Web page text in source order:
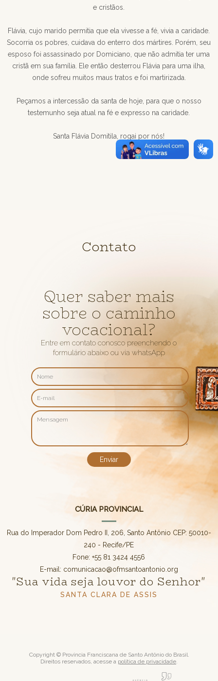
e cristãos.
Flávia, cujo marido permitia que ela vivesse a fé, vivia a caridade.
Socorria os pobres, cuidava do enterro dos mártires. Porém, seu
esposo foi assassinado por Domiciano, que não admitia ter uma
cristã em sua família. Ele então desterrou Flávia para uma ilha,
onde sofreu muitos maus tratos e foi martirizada.
Peçamos a intercessão da santa de hoje, para que o nosso
testemunho seja atual na fé e expresso na caridade.
Santa Flávia Domitila, rogai por nós!
Contato
Quer saber mais
sobre o caminho
vocacional?
Entre em contato conosco preenchendo o
formulário abaixo ou via whatsApp
CÚRIA PROVINCIAL
Rua do Imperador Dom Pedro II, 206, Santo Antônio CEP: 50010-
240 - Recife/PE
Fone: +55 81 3424 4556
E-mail: comunicacao@ofmsantoantonio.org
"Sua vida seja louvor do Senhor"
SANTA CLARA DE ASSIS
Copyright © Província Franciscana de Santo Antônio do Brasil.
Direitos reservados, acesse a política de privacidade.